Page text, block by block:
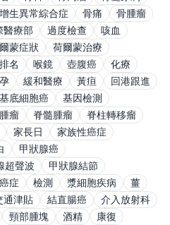
生異常綜合症 骨痛
骨腫瘤
醫療部 過度檢查
咳血
蒙症狀
荷爾蒙治療
名 喉鏡 壺腹癌
化療
緩和醫療 黃疸
回港跟進
基底細胞癌
基因檢測
瘤 脊髓腫瘤
脊柱轉移瘤
家長日
家族性癌症
甲狀腺癌
超聲波
甲狀腺結節
症 檢測 漿細胞疾病
薑
通津貼 結直腸癌
介入放射科
頸部腫塊 酒精
康復